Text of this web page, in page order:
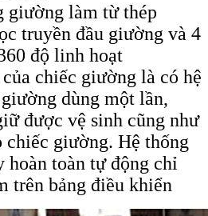
giường làm từ thép
truyền đầu giường và 4
độ linh hoạt
chiếc giường là có hệ
dùng một lần,
được vệ sinh cũng như
chiếc giường. Hệ thống
hoàn toàn tự động chỉ
trên bảng điều khiển